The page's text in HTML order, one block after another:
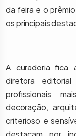
da feira e o
os principais
A curadoria fica
diretora
profissionais
decoração,
criterioso e
destacam por